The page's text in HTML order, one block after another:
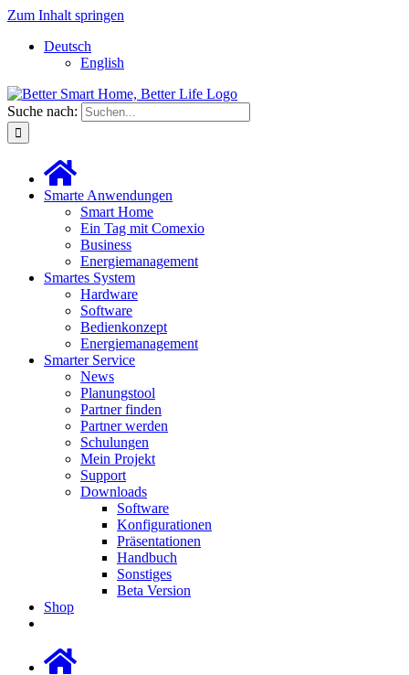
Zum Inhalt springen
Deutsch
English
Suche nach:
Smarte Anwendungen
Smart Home
Ein Tag mit Comexio
Business
Energiemanagement
Smartes System
Hardware
Software
Bedienkonzept
Energiemanagement
Smarter Service
News
Planungstool
Partner finden
Partner werden
Schulungen
Mein Projekt
Support
Downloads
Software
Konfigurationen
Präsentationen
Handbuch
Sonstiges
Beta Version
Shop